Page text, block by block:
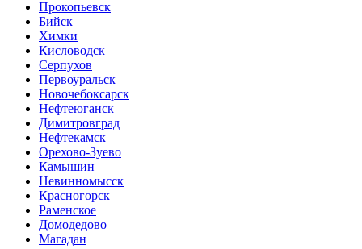
Прокопьевск
Бийск
Химки
Кисловодск
Серпухов
Первоуральск
Новочебоксарск
Нефтеюганск
Димитровград
Нефтекамск
Орехово-Зуево
Камышин
Невинномысск
Красногорск
Раменское
Домодедово
Магадан